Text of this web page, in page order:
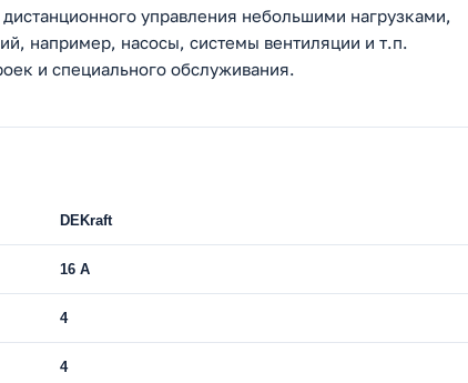
управления небольшими нагрузками,
например, насосы, системы вентиляции и т.п.
и специального обслуживания.
DEKraft
16 A
4
4